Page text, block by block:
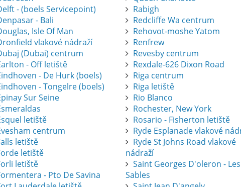
- (boels Servicepoint)
- Bali
Isle Of Man
vlakové nádraží
(Dubai) centrum
- Off letiště
- De Hurk (boels)
- Tongelre (boels)
Sur Seine
letiště
centrum
letiště
letiště
letiště
- Pto De Savina
Rabigh
Redcliffe Wa centrum
Rehovot-moshe Yatom
Renfrew
Revesby centrum
Rexdale-626 Dixon Road
Riga centrum
Riga letiště
Rio Blanco
Rochester, New York
Rosario - Fisherton letiště
Ryde Esplanade vlakové
Ryde St Johns Road vlakové
nádraží
Saint Georges D'oleron - Les
Sables